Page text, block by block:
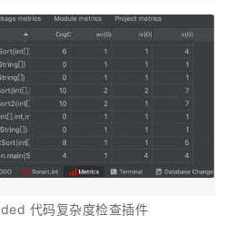
代码复杂度检查插件